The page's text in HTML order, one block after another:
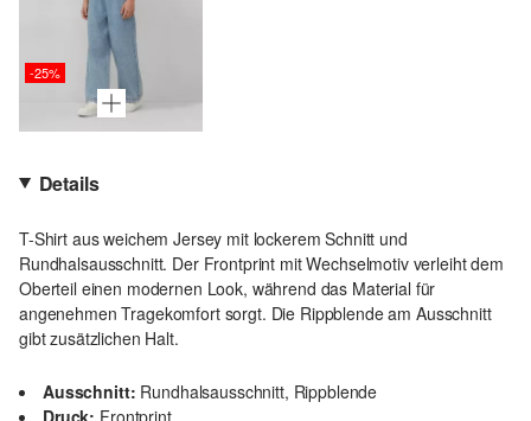
-25%
Details
T-Shirt aus weichem Jersey mit lockerem Schnitt und
Rundhalsausschnitt. Der Frontprint mit Wechselmotiv verleiht dem
Oberteil einen modernen Look, während das Material für
angenehmen Tragekomfort sorgt. Die Rippblende am Ausschnitt
gibt zusätzlichen Halt.
Ausschnitt: Rundhalsausschnitt, Rippblende
Druck: Frontprint